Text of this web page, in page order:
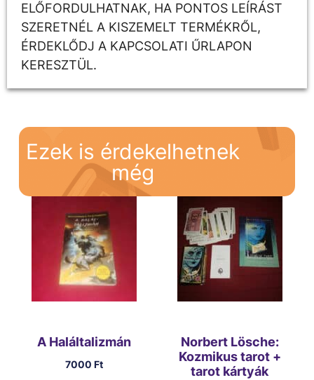
ELŐFORDULHATNAK, HA PONTOS LEÍRÁST
SZERETNÉL A KISZEMELT TERMÉKRŐL,
ÉRDEKLŐDJ A KAPCSOLATI ŰRLAPON
KERESZTÜL.
Ezek is érdekelhetnek
még
A Haláltalizmán
7000Ft
Norbert Lösche:
Kozmikus tarot +
tarot kártyák